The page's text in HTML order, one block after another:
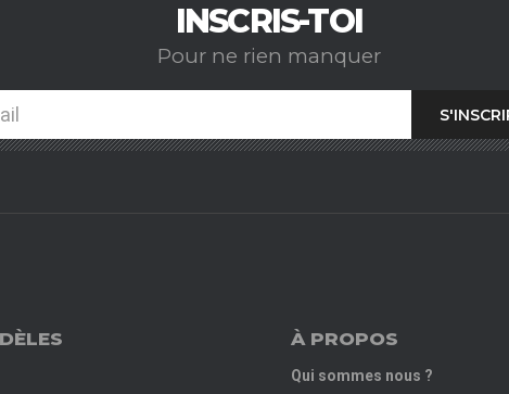
INSCRIS-TOI
Pour ne rien manquer
À PROPOS
Qui sommes nous ?